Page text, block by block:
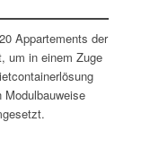
Appartements der
um in einem Zuge